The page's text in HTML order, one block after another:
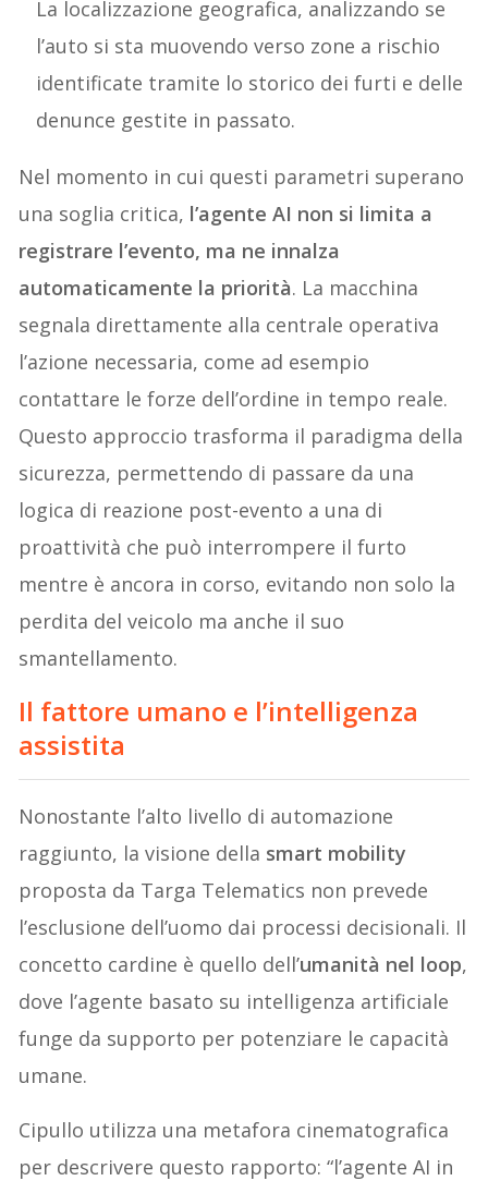
La localizzazione geografica, analizzando se
l’auto si sta muovendo verso zone a rischio
identificate tramite lo storico dei furti e delle
denunce gestite in passato.
Nel momento in cui questi parametri superano
una soglia critica, l’agente AI non si limita a
registrare l’evento, ma ne innalza
automaticamente la priorità. La macchina
segnala direttamente alla centrale operativa
l’azione necessaria, come ad esempio
contattare le forze dell’ordine in tempo reale.
Questo approccio trasforma il paradigma della
sicurezza, permettendo di passare da una
logica di reazione post-evento a una di
proattività che può interrompere il furto
mentre è ancora in corso, evitando non solo la
perdita del veicolo ma anche il suo
smantellamento.
Il fattore umano e l’intelligenza
assistita
Nonostante l’alto livello di automazione
raggiunto, la visione della smart mobility
proposta da Targa Telematics non prevede
l’esclusione dell’uomo dai processi decisionali. Il
concetto cardine è quello dell’umanità nel loop,
dove l’agente basato su intelligenza artificiale
funge da supporto per potenziare le capacità
umane.
Cipullo utilizza una metafora cinematografica
per descrivere questo rapporto: “l’agente AI in